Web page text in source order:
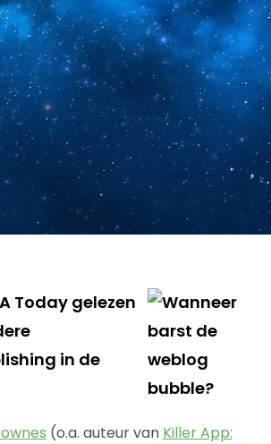
Today gelezen
in de
(o.a. auteur van Killer App: